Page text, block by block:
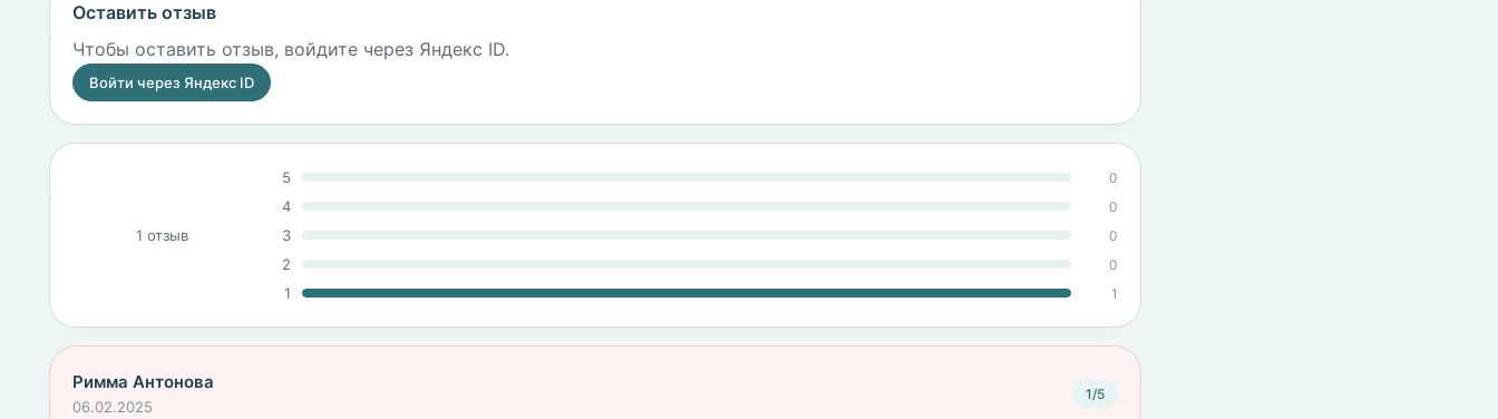
Оставить отзыв
Чтобы оставить отзыв, войдите через Яндекс ID.
Войти через Яндекс ID
1 отзыв
5 0
4 0
3 0
2 0
1 1
Римма Антонова
06.02.2025
1/5